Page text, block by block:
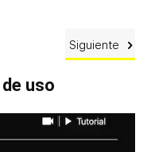
Siguiente
uso